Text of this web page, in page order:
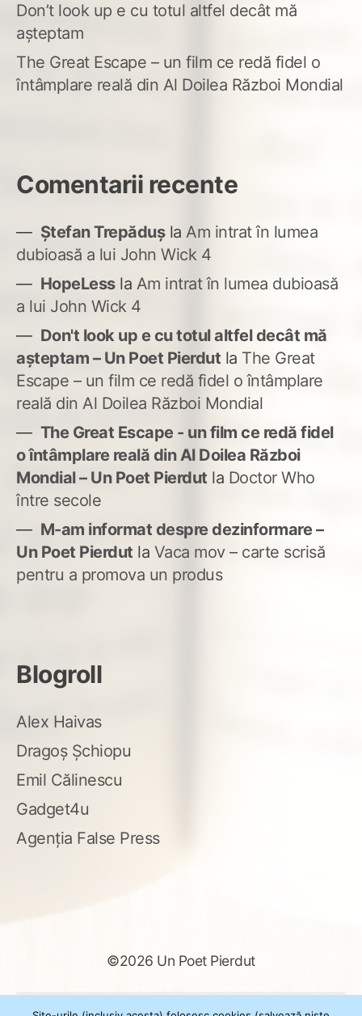
Don’t look up e cu totul altfel decât mă
așteptam
The Great Escape – un film ce redă fidel o
întâmplare reală din Al Doilea Război Mondial
Comentarii recente
Ștefan Trepădușla Am intrat în lumea
dubioasă a lui John Wick 4
HopeLessla Am intrat în lumea dubioasă
a lui John Wick 4
Don't look up e cu totul altfel decât mă
așteptam – Un Poet Pierdut la The Great
Escape – un film ce redă fidel o întâmplare
reală din Al Doilea Război Mondial
The Great Escape - un film ce redă fidel
o întâmplare reală din Al Doilea Război
Mondial – Un Poet Pierdut la Doctor Who
între secole
M-am informat despre dezinformare –
Un Poet Pierdut la Vaca mov – carte scrisă
pentru a promova un produs
Blogroll
Alex Haivas
Dragoș Șchiopu
Emil Călinescu
Gadget4u
Agenția False Press
©2026 Un Poet Pierdut